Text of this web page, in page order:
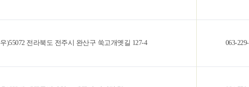
우)55072 전라북도 전주시 완산구 쑥고개옛길 127-4 063-